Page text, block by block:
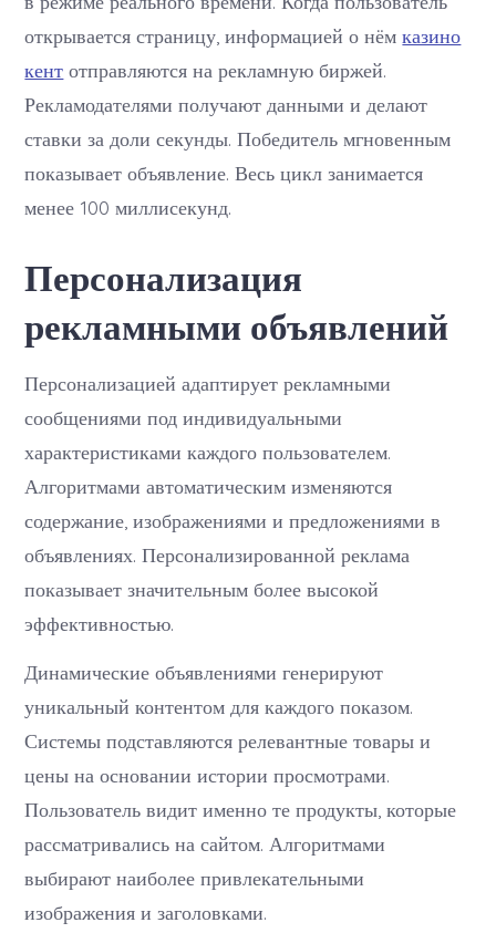
открывается страницу, информацией о нёмказино
кент отправляются на рекламную биржей.
Рекламодателями получают данными и делают
ставки за доли секунды. Победитель мгновенным
показывает объявление. Весь цикл занимается
менее 100 миллисекунд.
Персонализация
рекламными объявлений
Персонализацией адаптирует рекламными
сообщениями под индивидуальными
характеристиками каждого пользователем.
Алгоритмами автоматическим изменяются
содержание, изображениями и предложениями в
объявлениях. Персонализированной реклама
показывает значительным более высокой
эффективностью.
Динамические объявлениями генерируют
уникальный контентом для каждого показом.
Системы подставляются релевантные товары и
цены на основании истории просмотрами.
Пользователь видит именно те продукты, которые
рассматривались на сайтом. Алгоритмами
выбирают наиболее привлекательными
изображения и заголовками.